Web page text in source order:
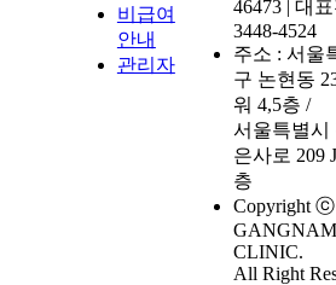
안내
관리자
3448-4524
워 4,5층 /
층
CLINIC.
All Right